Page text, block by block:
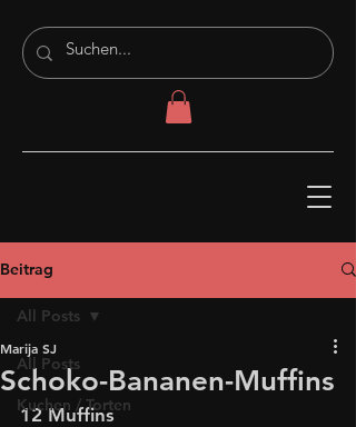
Beitrag
All Posts
Kuchen / Torten
All Posts
Schoko-Bananen-Muffins
Marija SJ
12 Muffins